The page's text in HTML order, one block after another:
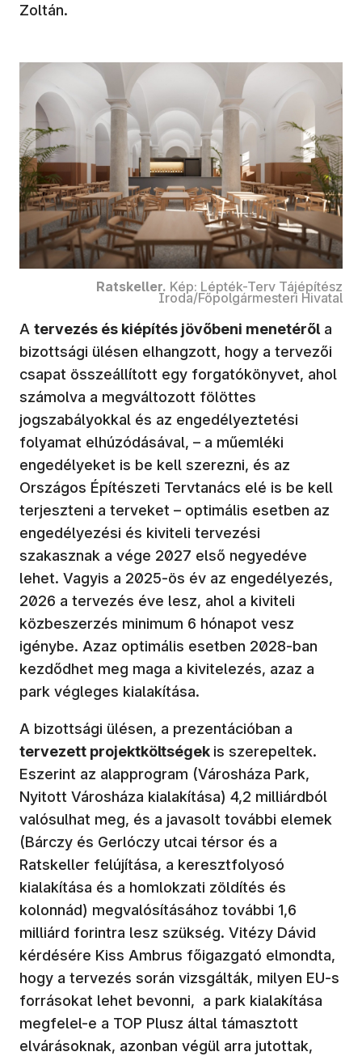
Zoltán.
Ratskeller. Kép: Lépték-Terv Tájépítész
Iroda/Főpolgármesteri Hivatal
A tervezés és kiépítés jövőbeni menetéről a
bizottsági ülésen elhangzott, hogy a tervezői
csapat összeállított egy forgatókönyvet, ahol
számolva a megváltozott fölöttes
jogszabályokkal és az engedélyeztetési
folyamat elhúzódásával, – a műemléki
engedélyeket is be kell szerezni, és az
Országos Építészeti Tervtanács elé is be kell
terjeszteni a terveket – optimális esetben az
engedélyezési és kiviteli tervezési
szakasznak a vége 2027 első negyedéve
lehet. Vagyis a 2025-ös év az engedélyezés,
2026 a tervezés éve lesz, ahol a kiviteli
közbeszerzés minimum 6 hónapot vesz
igénybe. Azaz optimális esetben 2028-ban
kezdődhet meg maga a kivitelezés, azaz a
park végleges kialakítása.
A bizottsági ülésen, a prezentációban a
tervezett projektköltségek is szerepeltek.
Eszerint az alapprogram (Városháza Park,
Nyitott Városháza kialakítása) 4,2 milliárdból
valósulhat meg, és a javasolt további elemek
(Bárczy és Gerlóczy utcai térsor és a
Ratskeller felújítása, a keresztfolyosó
kialakítása és a homlokzati zöldítés és
kolonnád) megvalósításához további 1,6
milliárd forintra lesz szükség. Vitézy Dávid
kérdésére Kiss Ambrus főigazgató elmondta,
hogy a tervezés során vizsgálták, milyen EU-s
forrásokat lehet bevonni, a park kialakítása
megfelel-e a TOP Plusz által támasztott
elvárásoknak, azonban végül arra jutottak,